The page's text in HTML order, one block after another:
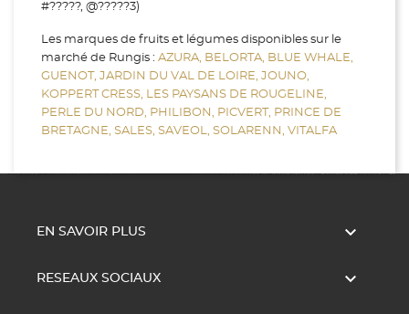
#?????, @?????3)
Les marques de fruits et légumes disponibles sur le
marché de Rungis : AZURA, BELORTA, BLUE WHALE,
GUENOT, JARDIN DU VAL DE LOIRE, JOUNO,
KOPPERT CRESS, LES PAYSANS DE ROUGELINE,
PERLE DU NORD, PHILIBON, PICVERT, PRINCE DE
BRETAGNE, SALES, SAVEOL, SOLARENN, VITALFA
EN SAVOIR PLUS 
RESEAUX SOCIAUX 